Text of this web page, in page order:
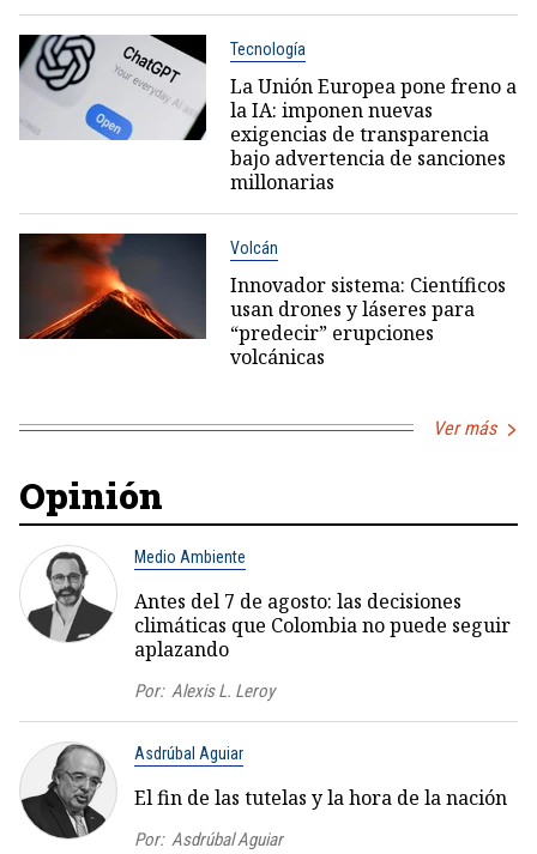
Tecnología
La Unión Europea pone freno a
la IA: imponen nuevas
exigencias de transparencia
bajo advertencia de sanciones
millonarias
Volcán
Innovador sistema: Científicos
usan drones y láseres para
“predecir” erupciones
volcánicas
Ver más
Opinión
Medio Ambiente
Antes del 7 de agosto: las decisiones
climáticas que Colombia no puede seguir
aplazando
Por: Alexis L. Leroy
Asdrúbal Aguiar
El fin de las tutelas y la hora de la nación
Por: Asdrúbal Aguiar